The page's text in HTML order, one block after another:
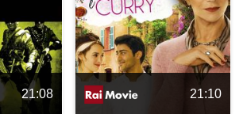
21:08 21:10